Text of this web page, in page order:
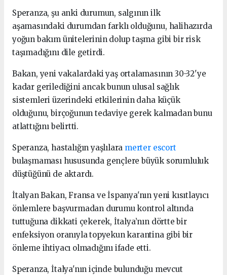
Speranza, şu anki durumun, salgının ilk
aşamasındaki durumdan farklı olduğunu, halihazırda
yoğun bakım ünitelerinin dolup taşma gibi bir risk
taşımadığını dile getirdi.
Bakan, yeni vakalardaki yaş ortalamasının 30-32'ye
kadar gerilediğini ancak bunun ulusal sağlık
sistemleri üzerindeki etkilerinin daha küçük
olduğunu, birçoğunun tedaviye gerek kalmadan bunu
atlattığını belirtti.
Speranza, hastalığın yaşlılara merter escort
bulaşmaması hususunda gençlere büyük sorumluluk
düştüğünü de aktardı.
İtalyan Bakan, Fransa ve İspanya'nın yeni kısıtlayıcı
önlemlere başvurmadan durumu kontrol altında
tuttuğuna dikkati çekerek, İtalya’nın dörtte bir
enfeksiyon oranıyla topyekun karantina gibi bir
önleme ihtiyacı olmadığını ifade etti.
Speranza, İtalya'nın içinde bulunduğu mevcut